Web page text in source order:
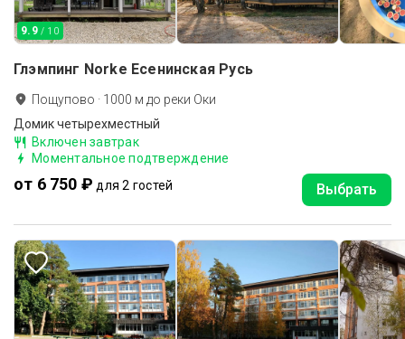
9.9 / 10
Глэмпинг Norke Есенинская Русь
Пощупово · 1000 м до реки Оки
Домик четырехместный
Включен завтрак
Моментальное подтверждение
от 6 750 ₽ для 2 гостей Выбрать